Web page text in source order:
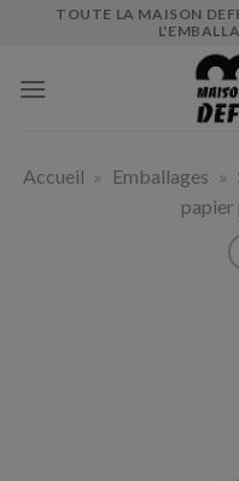
TOUTE LA MAISON
Accueil » Emballages »